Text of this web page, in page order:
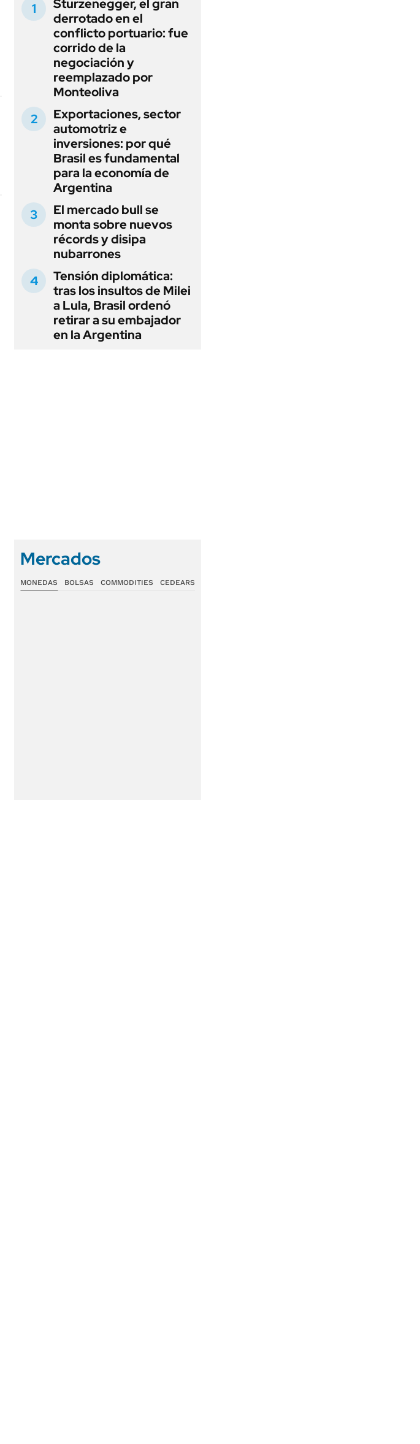
Sturzenegger, el gran
derrotado en el
conflicto portuario: fue
corrido de la
negociación y
reemplazado por
Monteoliva
Exportaciones, sector
automotriz e
inversiones: por qué
Brasil es fundamental
para la economía de
Argentina
El mercado bull se
monta sobre nuevos
récords y disipa
nubarrones
Tensión diplomática:
tras los insultos de Milei
a Lula, Brasil ordenó
retirar a su embajador
en la Argentina
Mercados
MONEDAS BOLSAS COMMODITIES CEDEARS